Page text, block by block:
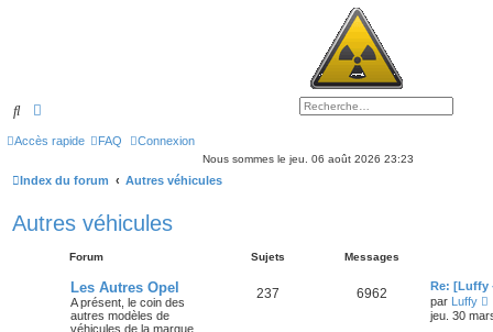
Rechercher
Accès rapide FAQ Connexion
Nous sommes le jeu. 06 août 2026 23:23
Index du forum Autres véhicules
Autres véhicules
Forum Sujets Messages
Les Autres Opel
A présent, le coin des
autres modèles de
véhicules de la marque
237 6962
Re: [Luffy
par Luffy
o
jeu. 30